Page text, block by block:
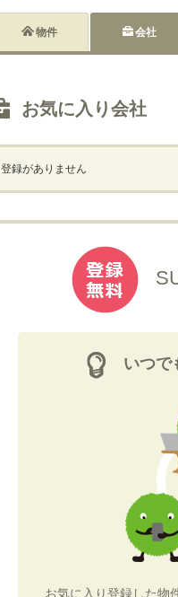
物件 会社
お気に入り会社
登録がありません
いつで
お気に入り登録した物